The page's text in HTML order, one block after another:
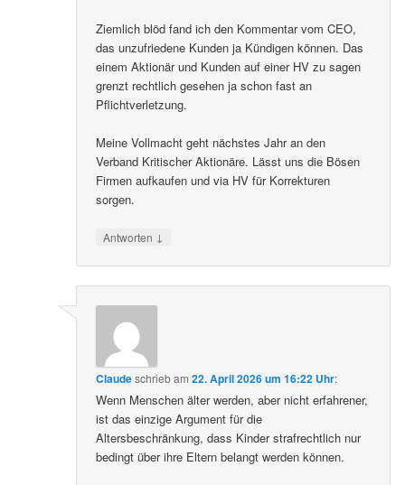
Ziemlich blöd fand ich den Kommentar vom CEO,
das unzufriedene Kunden ja Kündigen können. Das
einem Aktionär und Kunden auf einer HV zu sagen
grenzt rechtlich gesehen ja schon fast an
Pflichtverletzung.
Meine Vollmacht geht nächstes Jahr an den
Verband Kritischer Aktionäre. Lässt uns die Bösen
Firmen aufkaufen und via HV für Korrekturen
sorgen.
Antworten ↓
Claudeschriebam22. April 2026 um 16:22 Uhr:
Wenn Menschen älter werden, aber nicht erfahrener,
ist das einzige Argument für die
Altersbeschränkung, dass Kinder strafrechtlich nur
bedingt über ihre Eltern belangt werden können.